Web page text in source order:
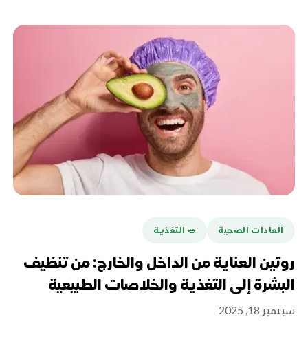
العادات الصحية 🥗 التغذية
روتين العناية من الداخل والخارج: من تنظيف
البشرة إلى التغذية والخلاصات الطبيعية
سبتمبر 18, 2025